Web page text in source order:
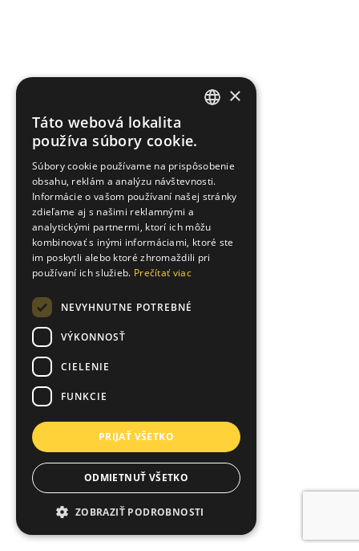
UKRAINIAN
×
Táto webová lokalita
používa súbory cookie.
Súbory cookie používame na prispôsobenie
obsahu, reklám a analýzu návštevnosti.
Informácie o vašom používaní našej stránky
zdieľame aj s našimi reklamnými a
analytickými partnermi, ktorí ich môžu
kombinovať s inými informáciami, ktoré ste
im poskytli alebo ktoré zhromaždili pri
používaní ich služieb. Prečítať viac
NEVYHNUTNE POTREBNÉ
VÝKONNOSŤ
CIELENIE
FUNKCIE
PRIJAŤ VŠETKO
ODMIETNUŤ VŠETKO
ZOBRAZIŤ PODROBNOSTI